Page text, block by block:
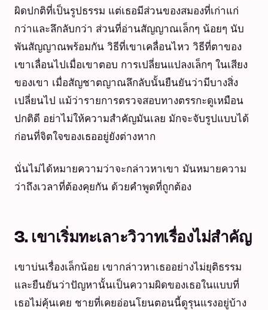
ผิดปกติที่เป็นรูปธรรม แต่เธอมีส่วนของสมองที่เก่าแก่
กว่าและลึกลับกว่า ส่วนที่อ่านสัญญาณเล็กๆ น้อยๆ นับ
พันสัญญาณพร้อมกัน วิธีที่เขาเคลื่อนไหว วิธีที่ตาของ
เขาเลื่อนไปเมื่อเขาตอบ การเปลี่ยนแปลงเล็กๆ ในเสียง
ของเขา เมื่อสัญชาตญาณลึกลับนั้นยืนยันว่ามีบางสิ่ง
เปลี่ยนไป แม้ว่ารายการตรวจสอบทางตรรกะดูเหมือน
ปกติดี อย่าไม่ให้ความสำคัญมันเลย มักจะจับรูปแบบได้
ก่อนที่จิตใจของเธออยู่ยังต่างหาก
นั่นไม่ได้หมายความว่าจะกล่าวหาเขา มันหมายความ
ว่าถึงเวลาที่ต้องคุยกัน ด้วยคำพูดที่ถูกต้อง
3. เขาเริ่มทะเลาะวิวาทเรื่องไม่สำคัญ
เขาบ่นเรื่องเล็กน้อย เขากล่าวหาเธออย่างไม่ยุติธรรม
และยืนยันว่าปัญหานั้นเป็นความผิดของเธอในแบบที่
เธอไม่คุ้นเคย ชายที่เคยอ่อนโยนตอนนี้ดูรุนแรงอยู่บ้าง